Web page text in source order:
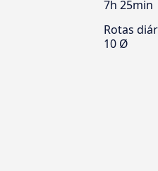
7h 25min
Rotas
10 Ø